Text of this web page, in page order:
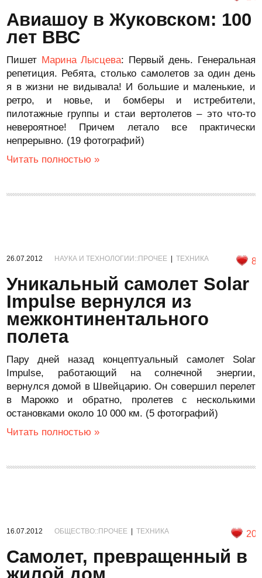
Авиашоу в Жуковском: 100
лет ВВС
Пишет Марина Лысцева: Первый день. Генеральная
репетиция. Ребята, столько самолетов за один день
я в жизни не видывала! И большие и маленькие, и
ретро, и новье, и бомберы и истребители,
пилотажные группы и стаи вертолетов – это что-то
невероятное! Причем летало все практически
непрерывно. (19 фотографий)
Читать полностью »
26.07.2012 НАУКА И ТЕХНОЛОГИИ::ПРОЧЕЕ |ТЕХНИКА 8
Уникальный самолет Solar
Impulse вернулся из
межконтинентального
полета
Пару дней назад концептуальный самолет Solar
Impulse, работающий на солнечной энергии,
вернулся домой в Швейцарию. Он совершил перелет
в Марокко и обратно, пролетев с несколькими
остановками около 10 000 км. (5 фотографий)
Читать полностью »
16.07.2012 ОБЩЕСТВО::ПРОЧЕЕ |ТЕХНИКА 20
Самолет, превращенный в